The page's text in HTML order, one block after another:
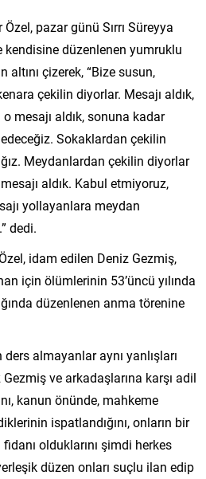
pazar günü Sırrı Süreyya
kendisine düzenlenen yumruklu
altını çizerek, “Bize susun,
çekilin diyorlar. Mesajı aldık,
mesajı aldık, sonuna kadar
Sokaklardan çekilin
Meydanlardan çekilin diyorlar
aldık. Kabul etmiyoruz,
yollayanlara meydan
dedi.
idam edilen Deniz Gezmiş,
için ölümlerinin 53’üncü yılında
düzenlenen anma törenine
almayanlar aynı yanlışları
ve arkadaşlarına karşı adil
kanun önünde, mahkeme
ispatlandığını, onların bir
olduklarını şimdi herkes
düzen onları suçlu ilan edip